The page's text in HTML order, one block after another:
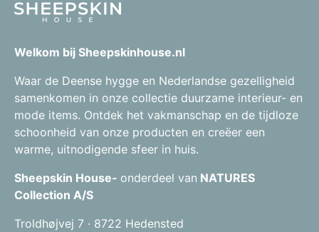
Welkom bij Sheepskinhouse.nl
Waar de Deense hygge en Nederlandse gezelligheid
samenkomen in onze collectie duurzame interieur- en
mode items. Ontdek het vakmanschap en de tijdloze
schoonheid van onze producten en creëer een
warme, uitnodigende sfeer in huis.
Sheepskin House- onderdeel van NATURES
Collection A/S
Troldhøjvej 7 · 8722 Hedensted